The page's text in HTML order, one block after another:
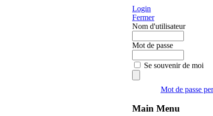
Login
Fermer
Nom d'utilisateur
Mot de passe
Se souvenir de moi
Mot de passe
Main Menu